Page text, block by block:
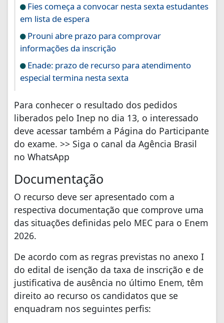
Fies começa a convocar nesta sexta estudantes
em lista de espera
Prouni abre prazo para comprovar
informações da inscrição
Enade: prazo de recurso para atendimento
especial termina nesta sexta
Para conhecer o resultado dos pedidos
liberados pelo Inep no dia 13, o interessado
deve acessar também a Página do Participante
do exame. >> Siga o canal da Agência Brasil
no WhatsApp
Documentação
O recurso deve ser apresentado com a
respectiva documentação que comprove uma
das situações definidas pelo MEC para o Enem
2026.
De acordo com as regras previstas no anexo I
do edital de isenção da taxa de inscrição e de
justificativa de ausência no último Enem, têm
direito ao recurso os candidatos que se
enquadram nos seguintes perfis: